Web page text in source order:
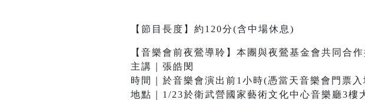
【節目長度】約120分(含中場休息)
【音樂會前夜鶯導聆】本團與夜鶯基金會共同合
主講｜張皓閔
時間｜於音樂會演出前1小時(憑當天音樂會門票
地點｜1/23於衛武營國家藝術文化中心音樂廳3